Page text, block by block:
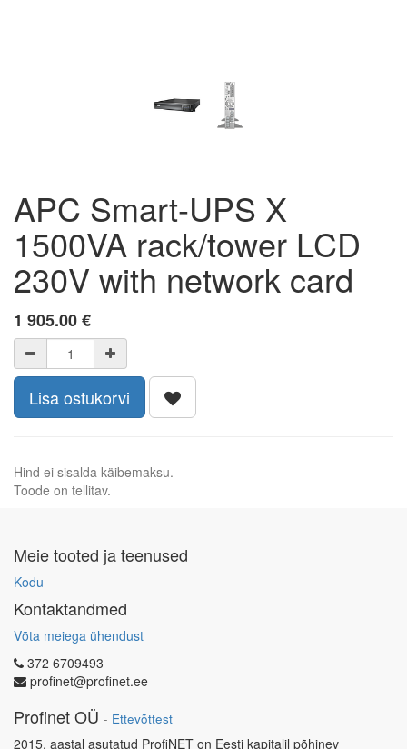
APC Smart-UPS X
1500VA rack/tower LCD
230V with network card
1 905.00€
Lisa ostukorvi
Hind ei sisalda käibemaksu.
Toode on tellitav.
Meie tooted ja teenused
Kodu
Kontaktandmed
Võta meiega ühendust
372 6709493
profinet@profinet.ee
Profinet OÜ - Ettevõttest
2015. aastal asutatud ProfiNET on Eesti kapitalil põhinev